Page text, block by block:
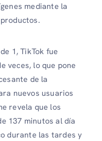
mediante la
1, TikTok fue
veces, lo que pone
de la
nuevos usuarios
revela que los
137 minutos al día
durante las tardes y